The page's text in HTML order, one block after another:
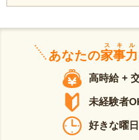
あなたの家事力
スキル
高時給 +
未経験者
好きな曜